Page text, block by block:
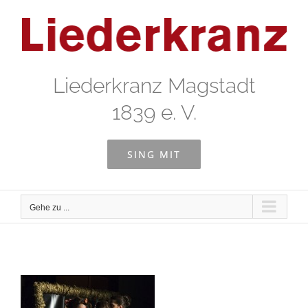
springen
Liederkranz Magstadt
1839 e. V.
SING MIT
Gehe zu ...